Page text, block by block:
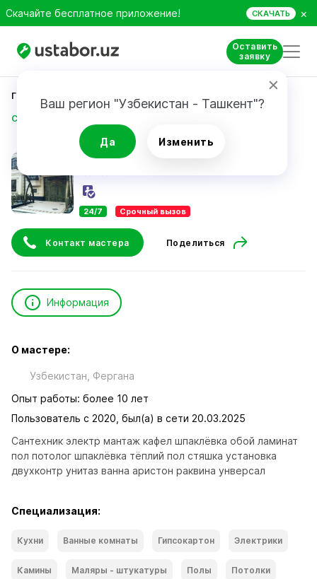
Скачайте бесплатное приложение! СКАЧАТЬ ×
Оставить
заявку
Ваш регион "Узбекистан - Ташкент"?
Да Изменить
Главная
Сайдуллаев Олимхон
Сайдуллаев Олимхон
24/7 Срочный вызов
Контакт мастера Поделиться
Информация
О мастере:
Узбекистан, Фергана
Опыт работы: более 10 лет
Пользователь с 2020, был(а) в сети 20.03.2025
Сантехник электр мантаж кафел шпаклёвка обой ламинат
пол потолог шпаклёвка тёплий пол стяшка установка
двухконтр унитаз ванна аристон раквина унверсал
Специализация:
Кухни Ванные комнаты Гипсокартон Электрики
Камины Маляры - штукатуры Полы Потолки